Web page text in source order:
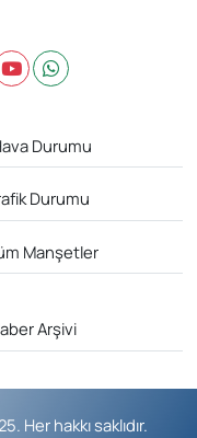
Durumu
Durumu
Manşetler
Arşivi
Her hakkı saklıdır.